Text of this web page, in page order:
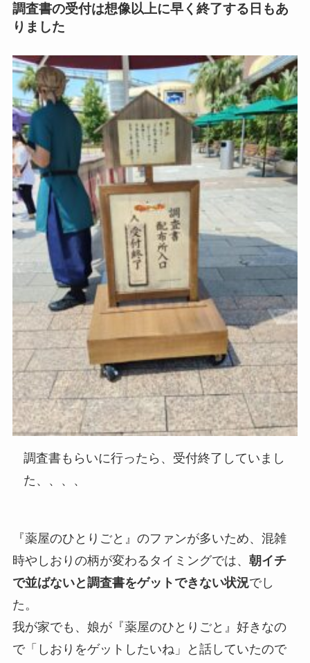
調査書の受付は想像以上に早く終了する日もあ
りました
調査書もらいに行ったら、受付終了していまし
た、、、、
『薬屋のひとりごと』のファンが多いため、混雑
時やしおりの柄が変わるタイミングでは、 朝イチ
で並ばないと調査書をゲットできない状況でし
た。
我が家でも、娘が『薬屋のひとりごと』好きなの
で「しおりをゲットしたいね」と話していたので